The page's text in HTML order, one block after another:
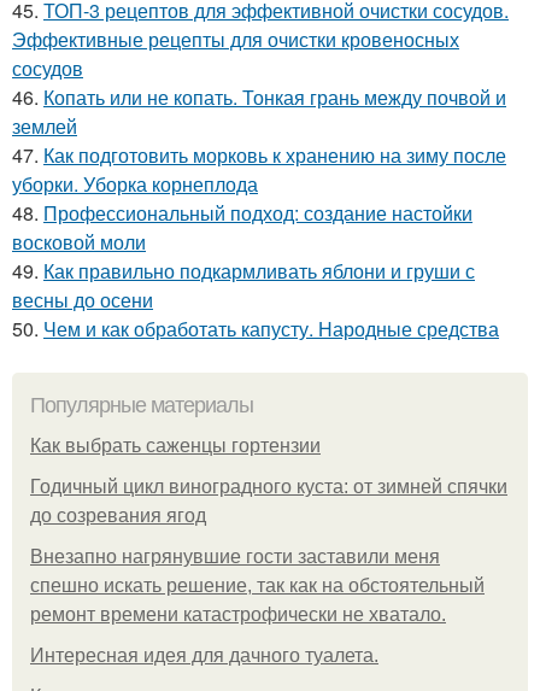
45. ТОП-3 рецептов для эффективной очистки сосудов.
Эффективные рецепты для очистки кровеносных
сосудов
46. Копать или не копать. Тонкая грань между почвой и
землей
47. Как подготовить морковь к хранению на зиму после
уборки. Уборка корнеплода
48. Профессиональный подход: создание настойки
восковой моли
49. Как правильно подкармливать яблони и груши с
весны до осени
50. Чем и как обработать капусту. Народные средства
Популярные материалы
Как выбрать саженцы гортензии
Годичный цикл виноградного куста: от зимней спячки
до созревания ягод
Внезапно нагрянувшие гости заставили меня
спешно искать решение, так как на обстоятельный
ремонт времени катастрофически не хватало.
Интересная идея для дачного туалета.